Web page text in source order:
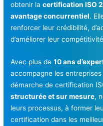
obtenir lacertification ISO
avantage concurrentiel.
renforcer leur crédibilité,
d’améliorer leur
Avec plus de10 ans
accompagne les
démarche de certification
structurée et sur mesure,
leurs processus, à former
certification dans les